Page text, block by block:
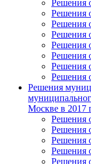
Решения
Решения
Решения
Решения
Решения
Решения
Решения
Решения
Решения
Москве в 2017
Решения
Решения
Решения
Решения
Решения